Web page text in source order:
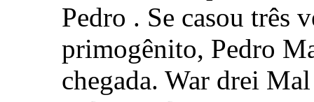
Pedro . Se casou três
primogênito, Pedro
chegada. War drei